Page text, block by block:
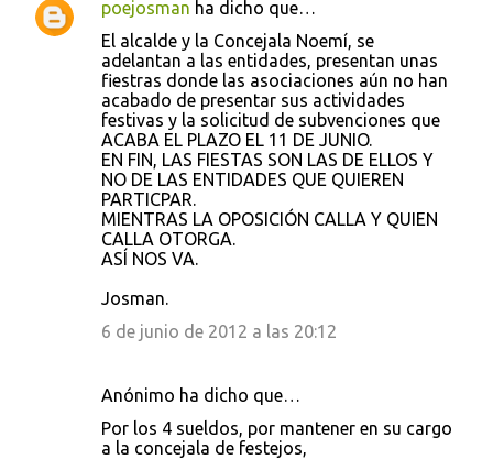
poejosman ha dicho que…
El alcalde y la Concejala Noemí, se
adelantan a las entidades, presentan unas
fiestras donde las asociaciones aún no han
acabado de presentar sus actividades
festivas y la solicitud de subvenciones que
ACABA EL PLAZO EL 11 DE JUNIO.
EN FIN, LAS FIESTAS SON LAS DE ELLOS Y
NO DE LAS ENTIDADES QUE QUIEREN
PARTICPAR.
MIENTRAS LA OPOSICIÓN CALLA Y QUIEN
CALLA OTORGA.
ASÍ NOS VA.
Josman.
6 de junio de 2012 a las 20:12
Anónimo ha dicho que…
Por los 4 sueldos, por mantener en su cargo
a la concejala de festejos,